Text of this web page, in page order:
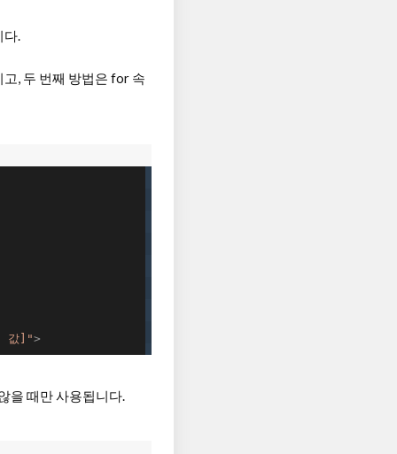
다.
, 두 번째 방법은 for 속
값]">
을 때만 사용됩니다.